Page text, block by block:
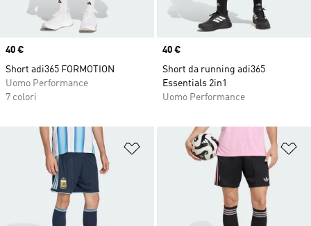
Price
40 €
Short adi365 FORMOTION
Uomo Performance
7 colori
Price
40 €
Short da running adi365
Essentials 2in1
Uomo Performance
Aggiungi alla lista dei desideri